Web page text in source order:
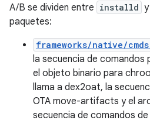
A/B se dividen entre installd
paquetes:
frameworks/native/
la secuencia de
el objeto binario para
llama a dex2oat, la
OTA move-artifacts y el
secuencia de comandos